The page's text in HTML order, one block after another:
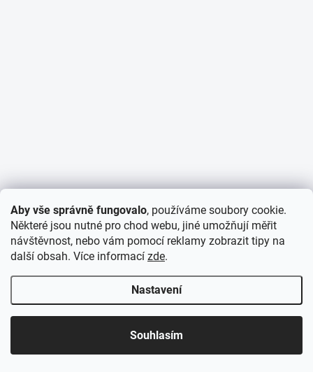
Aby vše správně fungovalo, používáme soubory cookie.
Některé jsou nutné pro chod webu, jiné umožňují měřit
návštěvnost, nebo vám pomocí reklamy zobrazit tipy na
další obsah. Více informací zde.
Nastavení
Souhlasím